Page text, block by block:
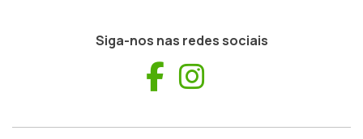
Siga-nos nas redes sociais
Facebook